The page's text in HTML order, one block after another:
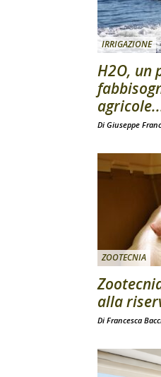
IRRIGAZIONE
H2O, un
Di Giuseppe
ZOOTECNIA
alla
Di Francesca